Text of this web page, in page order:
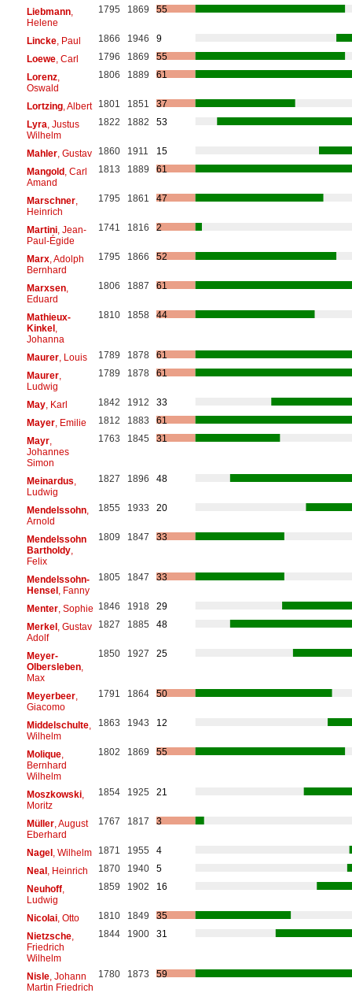
Liebmann,
Helene
1795 1869 55
Lincke, Paul 1866 1946
9
Loewe, Carl 1796 1869
55
Lorenz,
Oswald
1806 1889 61
Lortzing, Albert 1801 1851
37
Lyra , Justus
Wilhelm
1822 1882 53
Mahler, Gustav 1860 1911
15
Mangold, Carl
Amand
1813 1889 61
Marschner,
Heinrich
1795 1861 47
Martini, Jean-
Paul-Égide
1741 1816 2
Marx, Adolph
Bernhard
1795 1866 52
Marxsen,
Eduard
1806 1887 61
Mathieux-
Kinkel,
Johanna
1810 1858 44
Maurer, Louis 1789 1878
61
Maurer,
Ludwig
1789 1878 61
May, Karl 1842 1912
33
Mayer, Emilie 1812 1883
61
Mayr,
Johannes
Simon
1763 1845 31
Meinardus
Ludwig
1827 1896 48
Mendelssohn,
Arnold
1855 1933 20
Mendelssohn
Bartholdy,
Felix
1809 1847 33
Mendelssohn-
Hensel, Fanny
1805 1847 33
Menter, Sophie 1846 1918
29
Merkel, Gustav
Adolf
1827 1885 48
Meyer-
Olbersleben,
Max
1850 1927 25
Meyerbeer,
Giacomo
1791 1864 50
Middelschulte,
Wilhelm
1863 1943 12
Molique,
Bernhard
Wilhelm
1802 1869 55
Moszkowski,
Moritz
1854 1925 21
Müller, August
Eberhard
1767 1817 3
Nagel, Wilhelm 1871 1955
4
Neal, Heinrich 1870 1940
5
Neuhoff,
Ludwig
1859 1902 16
Nicolai, Otto 1810 1849
35
Nietzsche,
Friedrich
Wilhelm
1844 1900 31
Nisle, Johann
Martin Friedrich
1780 1873 59